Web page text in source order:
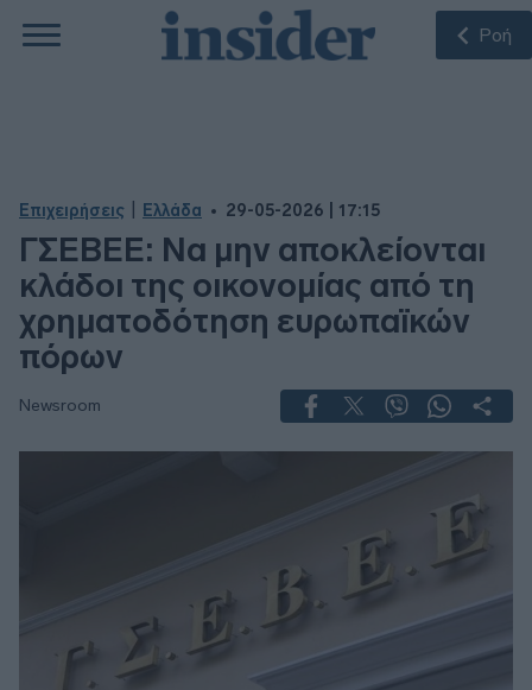
Ροή
Επιχειρήσεις Ελλάδα 29-05-2026 | 17:15
ΓΣΕΒΕΕ: Να μην αποκλείονται
κλάδοι της οικονομίας από τη
χρηματοδότηση ευρωπαϊκών
πόρων
Newsroom